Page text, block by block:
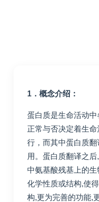
1 ．概念介绍：
蛋白质是生命活动
正常与否决定着生
行，而其中蛋白质
用。蛋白质翻译之
中氨基酸残基上的
化学性质或结构,使
构,更为完善的功能,